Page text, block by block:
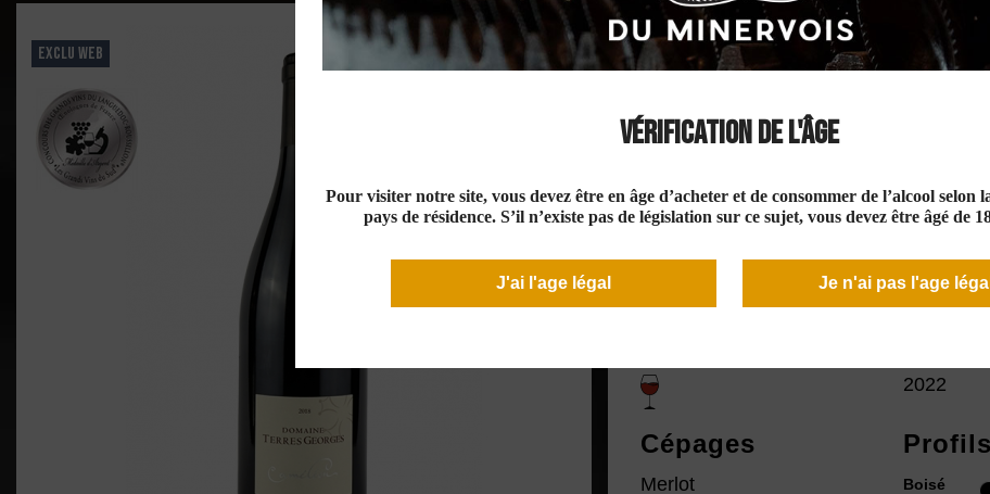
Vérification de l'âge
Pour visiter notre site, vous devez être en âge d’acheter et de consommer de l’alcool selon
pays de résidence. S’il n’existe pas de législation sur ce sujet, vous devez être âgé de
J'ai l'age légal Je n'ai pas l'age légal
EXCLU WEB
Domaine Terres
IGP Oc Rouge 2022
2022
Cépages
Merlot
Profils
Boisé